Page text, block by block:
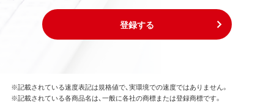
登録する
※記載されている速度表記は規格値で、実環境での速度ではありません。
※記載されている各商品名は、一般に各社の商標または登録商標です。